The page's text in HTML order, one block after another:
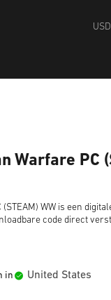
USD
Warfare PC
WW is een
code direct
in United States